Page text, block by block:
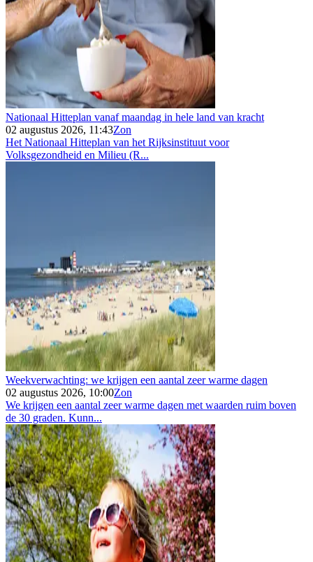
Nationaal Hitteplan vanaf maandag in hele land van kracht
02 augustus 2026, 11:43Zon
Het Nationaal Hitteplan van het Rijksinstituut voor
Volksgezondheid en Milieu (R...
Weekverwachting: we krijgen een aantal zeer warme dagen
02 augustus 2026, 10:00Zon
We krijgen een aantal zeer warme dagen met waarden ruim boven
de 30 graden. Kunn...